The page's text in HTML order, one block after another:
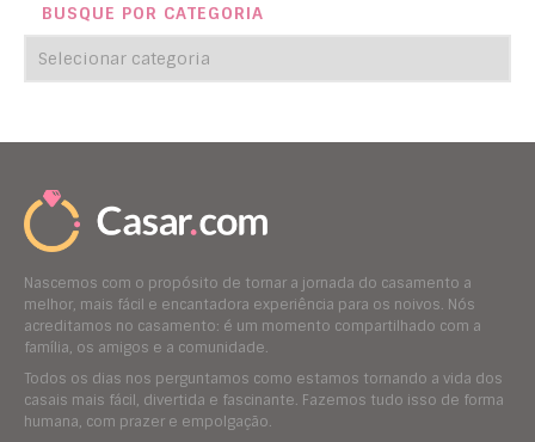
BUSQUE POR CATEGORIA
Nascemos com o propósito de tornar a jornada do casamento a
melhor, mais fácil e encantadora experiência para os noivos. Nós
acreditamos no casamento: é um momento compartilhado com a
família, os amigos e a comunidade.
Todos os dias nos perguntamos como estamos tornando a vida dos
casais mais fácil, divertida e fascinante. Fazemos tudo isso de forma
humana, com prazer e empolgação.